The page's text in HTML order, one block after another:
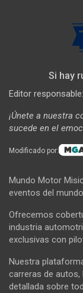
Si hay
Editor responsable:
¡Únete a nuestra
sucede en el
Modificado por:
Mundo Motor
eventos del
Ofrecemos
industria
exclusivas con
Nuestra
carreras de
detallada sobre